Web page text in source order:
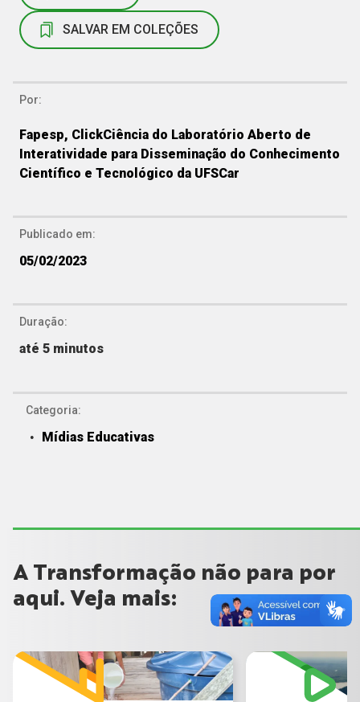
SALVAR EM COLEÇÕES
Por:
Fapesp, ClickCiência do Laboratório Aberto de
Interatividade para Disseminação do Conhecimento
Científico e Tecnológico da UFSCar
Publicado em:
05/02/2023
Duração:
até 5 minutos
Categoria:
Mídias Educativas
A Transformação não para por
aqui. Veja mais: